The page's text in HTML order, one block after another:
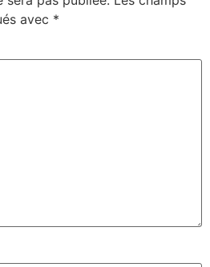
avec *